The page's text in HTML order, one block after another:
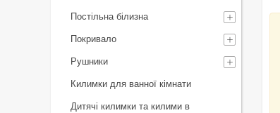
Постільна білизна
Покривало
Рушники
Килимки для ванної кімнати
Дитячі килимки та килими в